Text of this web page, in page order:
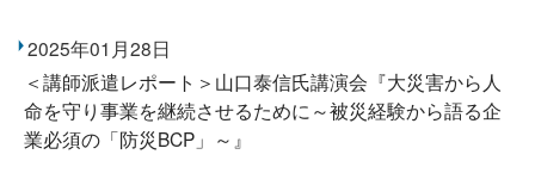
2025年01月28日
＜講師派遣レポート＞山口泰信氏講演会『大災害から人
命を守り事業を継続させるために～被災経験から語る企
業必須の「防災BCP」～』